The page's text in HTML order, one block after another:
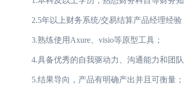
2.5年以上财务系统/交易结算产品经理经验
3.熟练使用Axure、visio等原型工具；
4.具备优秀的自我驱动力、沟通能力和团队
5.结果导向，产品有明确产出并且可衡量；